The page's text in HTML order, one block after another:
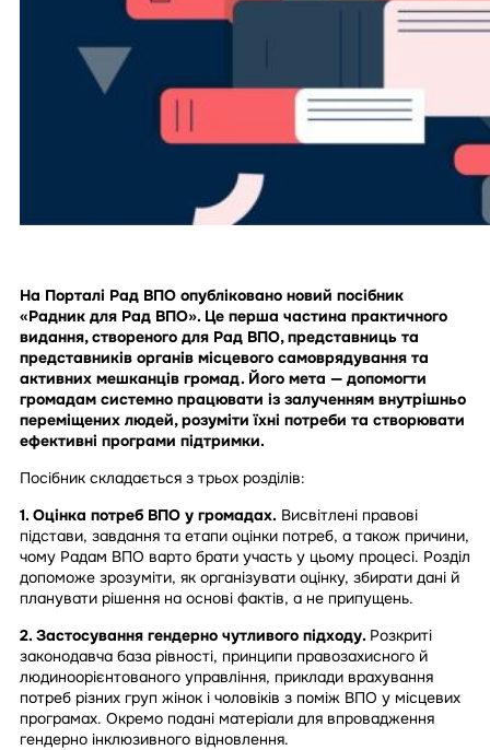
На Порталі Рад ВПО опубліковано новий посібник
«Радник для Рад ВПО». Це перша частина практичного
видання, створеного для Рад ВПО, представниць та
представників органів місцевого самоврядування та
активних мешканців громад. Його мета — допомогти
громадам системно працювати із залученням внутрішньо
переміщених людей, розуміти їхні потреби та створювати
ефективні програми підтримки.
Посібник складається з трьох розділів:
1. Оцінка потреб ВПО у громадах. Висвітлені правові
підстави, завдання та етапи оцінки потреб, а також причини,
чому Радам ВПО варто брати участь у цьому процесі. Розділ
допоможе зрозуміти, як організувати оцінку, збирати дані й
планувати рішення на основі фактів, а не припущень.
2. Застосування гендерно чутливого підходу. Розкриті
законодавча база рівності, принципи правозахисного й
людиноорієнтованого управління, приклади врахування
потреб різних груп жінок і чоловіків з поміж ВПО у місцевих
програмах. Окремо подані матеріали для впровадження
гендерно інклюзивного відновлення.